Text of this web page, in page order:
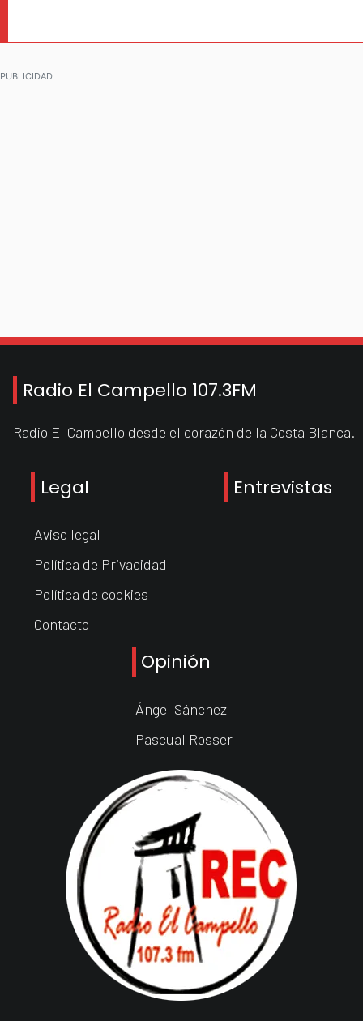
PUBLICIDAD
Radio El Campello 107.3FM
Radio El Campello desde el corazón de la Costa Blanca.
Legal
Aviso legal
Política de Privacidad
Política de cookies
Contacto
Entrevistas
Opinión
Ángel Sánchez
Pascual Rosser